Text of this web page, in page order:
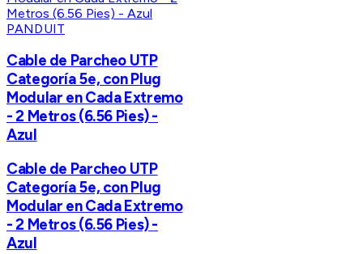
PANDUIT
Cable de Parcheo UTP
Categoría 5e, con Plug
Modular en Cada Extremo
- 2 Metros (6.56 Pies) -
Azul
Cable de Parcheo UTP
Categoría 5e, con Plug
Modular en Cada Extremo
- 2 Metros (6.56 Pies) -
Azul